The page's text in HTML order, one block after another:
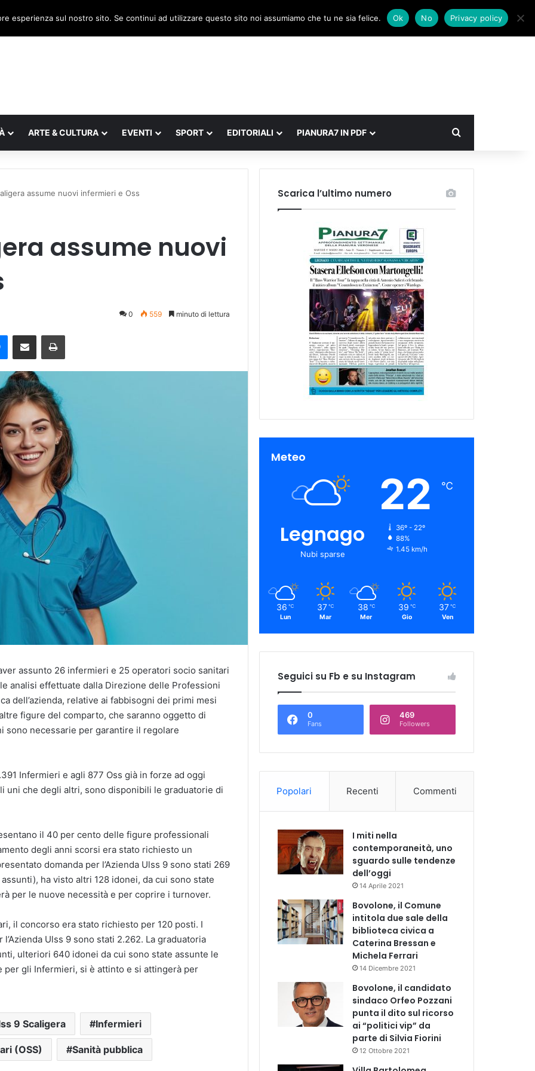
Facebook
X Instagram
AccediUn articolo a caso
Barra laterale
ARTE & CULTURA EVENTI SPORT EDITORIALI PIANURA7 IN PDF Cerca
assume nuovi infermieri e Oss
assume nuovi
0 559 minuto di lettura
Messenger
Condividi via mail Stampa
assunto 26 infermieri e 25 operatori socio sanitari
analisi effettuate dalla Direzione delle Professioni
dell’azienda, relative ai fabbisogni dei primi mesi
figure del comparto, che saranno oggetto di
sono necessarie per garantire il regolare
Infermieri e agli 877 Oss già in forze ad oggi
uni che degli altri, sono disponibili le graduatorie di
il 40 per cento delle figure professionali
degli anni scorsi era stato richiesto un
domanda per l’Azienda Ulss 9 sono stati 269
ha visto altri 128 idonei, da cui sono state
per le nuove necessità e per coprire i turnover.
il concorso era stato richiesto per 120 posti. I
Ulss 9 sono stati 2.262. La graduatoria
ulteriori 640 idonei da cui sono state assunte le
gli Infermieri, si è attinto e si attingerà per
9 Scaligera Infermieri
(OSS) Sanità pubblica
Scarica l’ultimo numero
Meteo
Legnago
Nubi sparse
22 ℃
36º - 22º
88%
1.45 km/h
36 ℃
Lun
37 ℃
Mar
38 ℃
Mer
39 ℃
Gio
37 ℃
Ven
Seguici su Fb e su Instagram
0
Fans
469
Followers
Popolari Recenti Commenti
I miti nella
contemporaneità, uno
sguardo sulle tendenze
dell’oggi
14 Aprile 2021
Bovolone, il Comune
intitola due sale della
biblioteca civica a
Caterina Bressan e
Michela Ferrari
14 Dicembre 2021
Bovolone, il candidato
sindaco Orfeo Pozzani
punta il dito sul ricorso
ai “politici vip” da
parte di Silvia Fiorini
12 Ottobre 2021
esperienza sul nostro sito. Se continui ad utilizzare questo sito noi assumiamo che tu ne sia felice. Ok No Privacy policy